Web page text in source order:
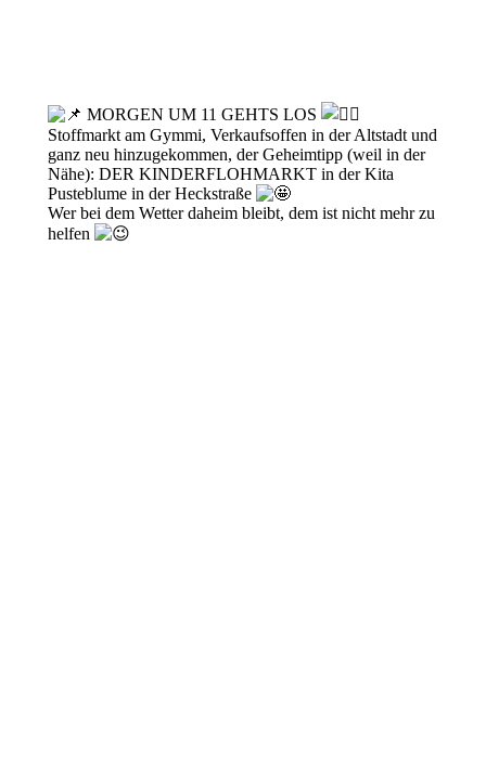
MORGEN UM 11 GEHTS LOS
Stoffmarkt am Gymmi, Verkaufsoffen in der Altstadt und
ganz neu hinzugekommen, der Geheimtipp (weil in der
Nähe): DER KINDERFLOHMARKT in der Kita
Pusteblume in der Heckstraße
Wer bei dem Wetter daheim bleibt, dem ist nicht mehr zu
helfen